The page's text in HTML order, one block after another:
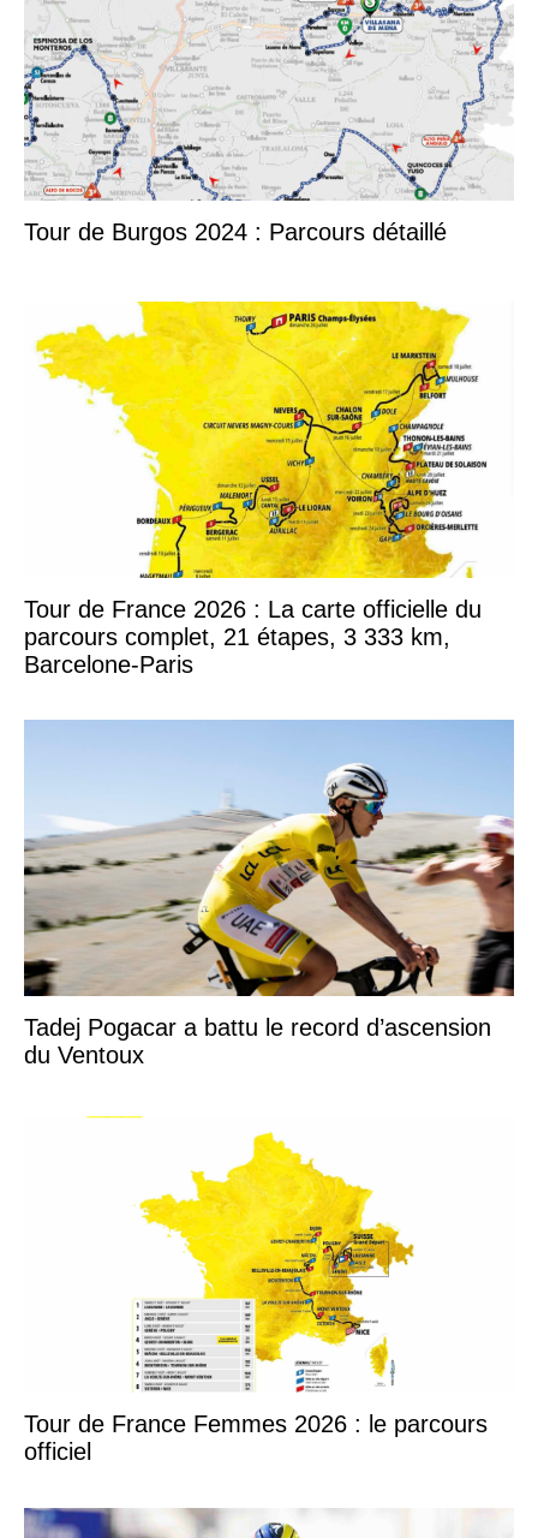
Tour de Burgos 2024 : Parcours détaillé
Tour de France 2026 : La carte officielle du
parcours complet, 21 étapes, 3 333 km,
Barcelone-Paris
Tadej Pogacar a battu le record d’ascension
du Ventoux
Tour de France Femmes 2026 : le parcours
officiel